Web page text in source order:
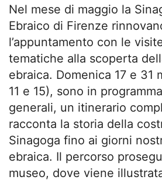
Nel mese di maggio la
Ebraico di Firenze
l’appuntamento con le
tematiche alla scoperta
ebraica. Domenica 17 e 31
11 e 15), sono in
generali, un itinerario
racconta la storia della
Sinagoga fino ai giorni
ebraica. Il percorso
museo, dove viene